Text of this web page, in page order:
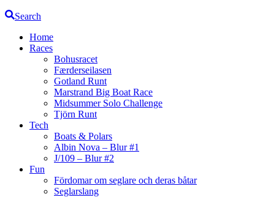
Search
Home
Races
Bohusracet
Færderseilasen
Gotland Runt
Marstrand Big Boat Race
Midsummer Solo Challenge
Tjörn Runt
Tech
Boats & Polars
Albin Nova – Blur #1
J/109 – Blur #2
Fun
Fördomar om seglare och deras båtar
Seglarslang